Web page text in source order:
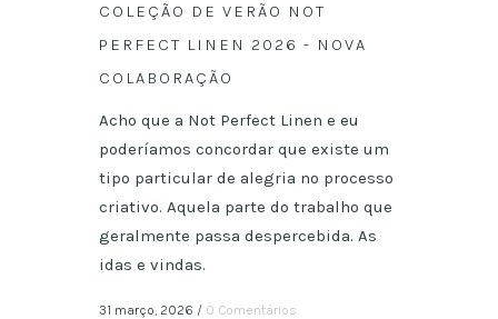
COLEÇÃO DE VERÃO NOT
PERFECT LINEN 2026 - NOVA
COLABORAÇÃO
Acho que a Not Perfect Linen e eu
poderíamos concordar que existe um
tipo particular de alegria no processo
criativo. Aquela parte do trabalho que
geralmente passa despercebida. As
idas e vindas.
31 março, 2026 / 0 Comentários